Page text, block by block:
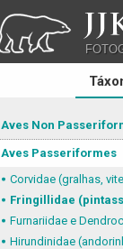
Aves Non
Aves Passeriformes
Hirundinidae